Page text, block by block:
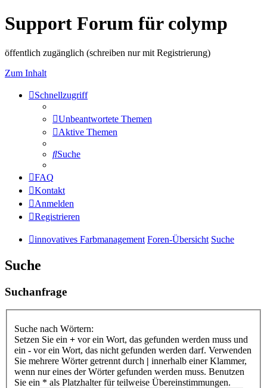
Support Forum für colymp
öffentlich zugänglich (schreiben nur mit Registrierung)
Zum Inhalt
Schnellzugriff
Unbeantwortete Themen
Aktive Themen
Suche
FAQ
Kontakt
Anmelden
Registrieren
innovatives Farbmanagement Foren-Übersicht Suche
Suche
Suchanfrage
Suche nach Wörtern:
Setzen Sie ein + vor ein Wort, das gefunden werden muss und
ein - vor ein Wort, das nicht gefunden werden darf. Verwenden
Sie mehrere Wörter getrennt durch | innerhalb einer Klammer,
wenn nur eines der Wörter gefunden werden muss. Benutzen
Sie ein * als Platzhalter für teilweise Übereinstimmungen.